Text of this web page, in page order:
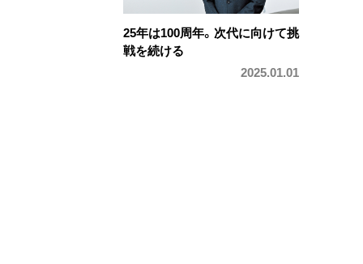
25年は100周年。次代に向けて挑
戦を続ける
2025.01.01